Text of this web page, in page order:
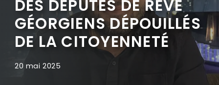
DES DÉPUTÉS DE RÊVE
GÉORGIENS DÉPOUILLÉS
DE LA CITOYENNETÉ
20 mai 2025